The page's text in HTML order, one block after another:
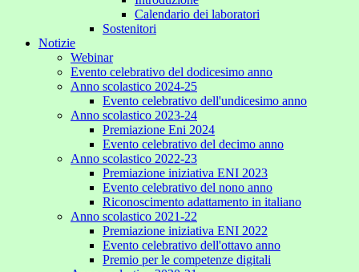
Calendario dei laboratori
Sostenitori
Notizie
Webinar
Evento celebrativo del dodicesimo anno
Anno scolastico 2024-25
Evento celebrativo dell'undicesimo anno
Anno scolastico 2023-24
Premiazione Eni 2024
Evento celebrativo del decimo anno
Anno scolastico 2022-23
Premiazione iniziativa ENI 2023
Evento celebrativo del nono anno
Riconoscimento adattamento in italiano
Anno scolastico 2021-22
Premiazione iniziativa ENI 2022
Evento celebrativo dell'ottavo anno
Premio per le competenze digitali